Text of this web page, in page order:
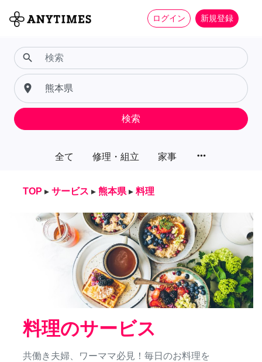
ログイン 新規登録
全て 修理・組立 家事 more_horiz
search
place
検索
TOP ▸ サービス ▸ 熊本県 ▸ 料理
料理のサービス
共働き夫婦、ワーママ必見！毎日のお料理を